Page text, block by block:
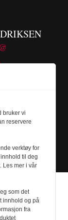
bruker vi
reservere
verktøy for
til deg
Les mer i vår
som det
innhold og på
fra